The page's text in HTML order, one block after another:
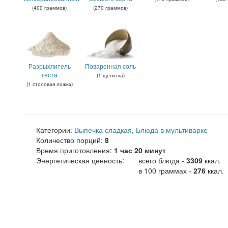
(400 граммов) (270 граммов)
Разрыхлитель
теста
(1 столовая ложка)
Поваренная соль
(1 щепотка)
Категории: Выпечка сладкая, Блюда в мультиварке
Количество порций: 8
Время приготовления: 1 час 20 минут
Энергетическая ценность:
всего блюда - 3309 ккал.
в 100 граммах - 276 ккал.